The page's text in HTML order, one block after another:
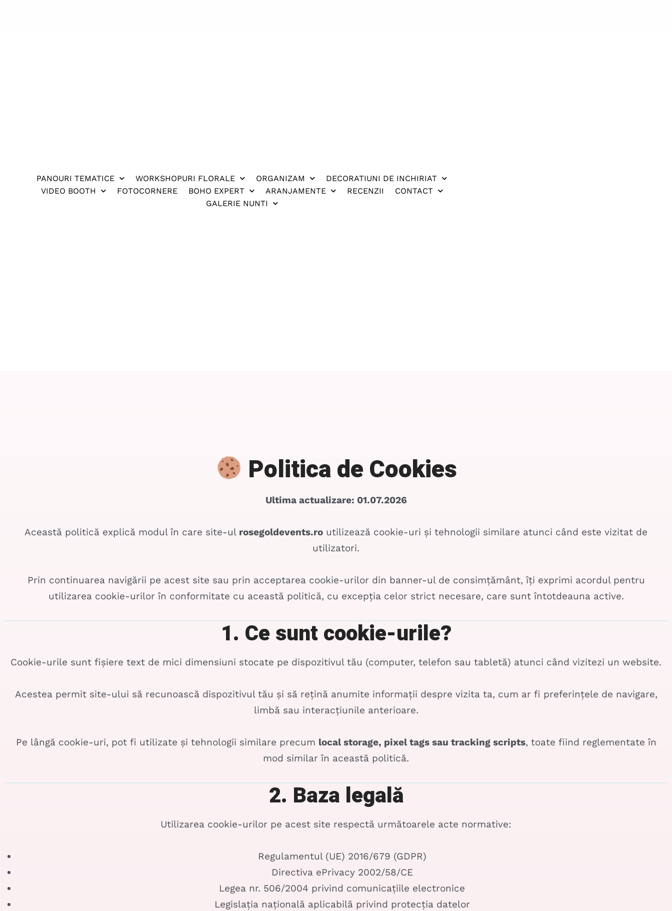
PANOURI TEMATICE WORKSHOPURI FLORALE ORGANIZAM
DECORATIUNI DE INCHIRIAT
VIDEO BOOTH
FOTOCORNERE BOHO EXPERT ARANJAMENTE RECENZII
CONTACT
GALERIE NUNTI
Politica de Cookies
Ultima actualizare: 01.07.2026
Această politică explică modul în care site-ul rosegoldevents.ro utilizează cookie-uri și tehnologii similare atunci când este vizitat de
utilizatori.
Prin continuarea navigării pe acest site sau prin acceptarea cookie-urilor din banner-ul de consimțământ, îți exprimi acordul pentru
utilizarea cookie-urilor în conformitate cu această politică, cu excepția celor strict necesare, care sunt întotdeauna active.
1. Ce sunt cookie-urile?
Cookie-urile sunt fișiere text de mici dimensiuni stocate pe dispozitivul tău (computer, telefon sau tabletă) atunci când vizitezi un website.
Acestea permit site-ului să recunoască dispozitivul tău și să rețină anumite informații despre vizita ta, cum ar fi preferințele de navigare,
limbă sau interacțiunile anterioare.
Pe lângă cookie-uri, pot fi utilizate și tehnologii similare precum local storage, pixel tags sau tracking scripts, toate fiind reglementate în
mod similar în această politică.
2. Baza legală
Utilizarea cookie-urilor pe acest site respectă următoarele acte normative:
Regulamentul (UE) 2016/679 (GDPR)
Directiva ePrivacy 2002/58/CE
Legea nr. 506/2004 privind comunicațiile electronice
Legislația națională aplicabilă privind protecția datelor